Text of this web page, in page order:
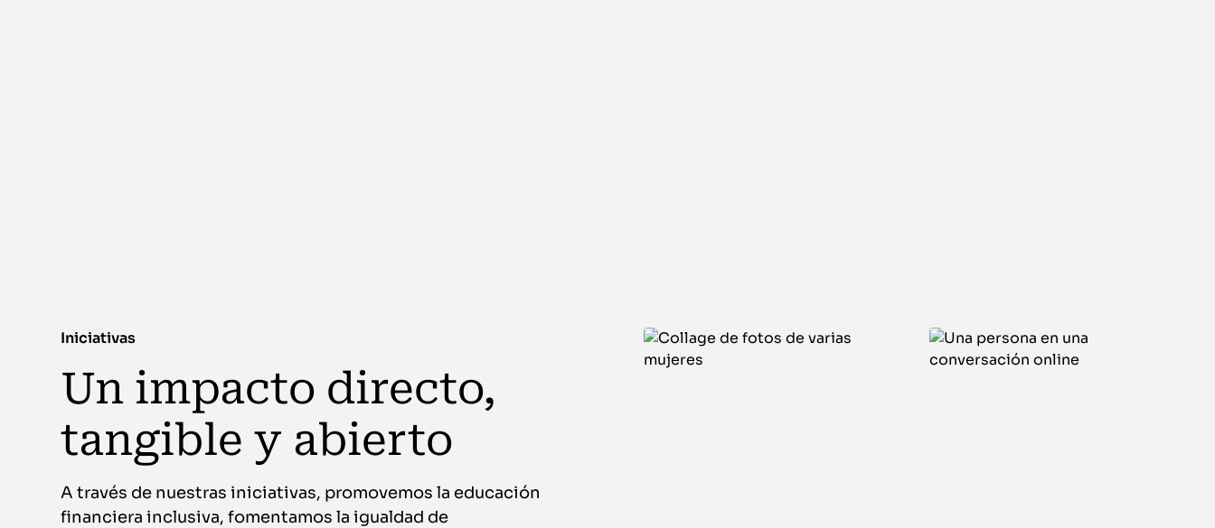
Iniciativas
Un impacto directo,
tangible y abierto
A través de nuestras iniciativas, promovemos la educación
financiera inclusiva, fomentamos la igualdad de